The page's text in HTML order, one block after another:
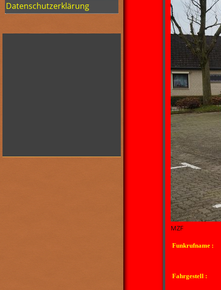
Datenschutzerklärung
MZF
Funkrufname :
Fahrgestell :